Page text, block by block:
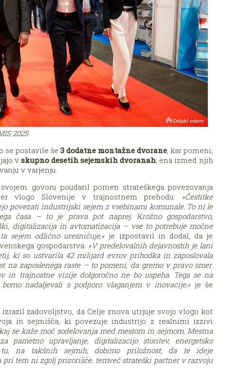
2025
se postavile še3 dodatne montažne dvorane , kar pomeni,
v skupno desetih sejemskih dvoranah , ena izmed njih
v varjenju.
govoru poudaril pomen strateškega povezovanja
vlogo Slovenije v trajnostnem prehodu: »Čestitke
povezati industrijski sejem z vsebinami komunale. To ni le
časa – to je prava pot naprej. Krožno gospodarstvo,
digitalizacija in avtomatizacija – vse to potrebuje močne
sejem odlično uresničuje,«je izpostavil in dodal, da je
gospodarstva: »V predelovalnih dejavnostih je lani
ki so ustvarila 42 milijard evrov prihodka in zaposlovala
na zaposlenega raste – to pomeni, da gremo v pravo smer.
in trajnostne vizije dolgoročno ne bo uspeha. Tega se na
nadaljevali s podporo vlaganjem v inovacije,«je še
izrazil zadovoljstvo, da Celje znova utrjuje svojo vlogo kot
in sejmišča, ki povezuje industrijo z realnimi izzivi
se kaže moč sodelovanja med mestom in sejmom. Mestna
pametno upravljanje, digitalizacijo storitev, energetsko
na takšnih sejmih, dobimo priložnost, da te ideje
pri tem ni zgolj prizorišče, temveč strateški partner v razvoju